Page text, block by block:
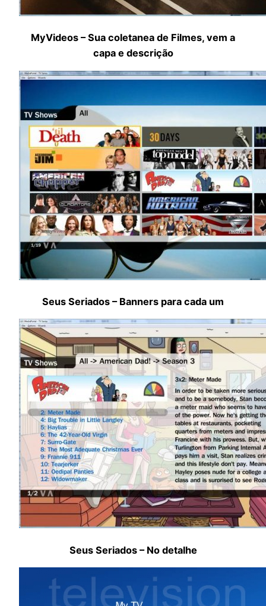
MyVideos – Sua coletanea de Filmes, vem a
capa e descrição
Seus Seriados – Banners para cada um
Seus Seriados – No detalhe